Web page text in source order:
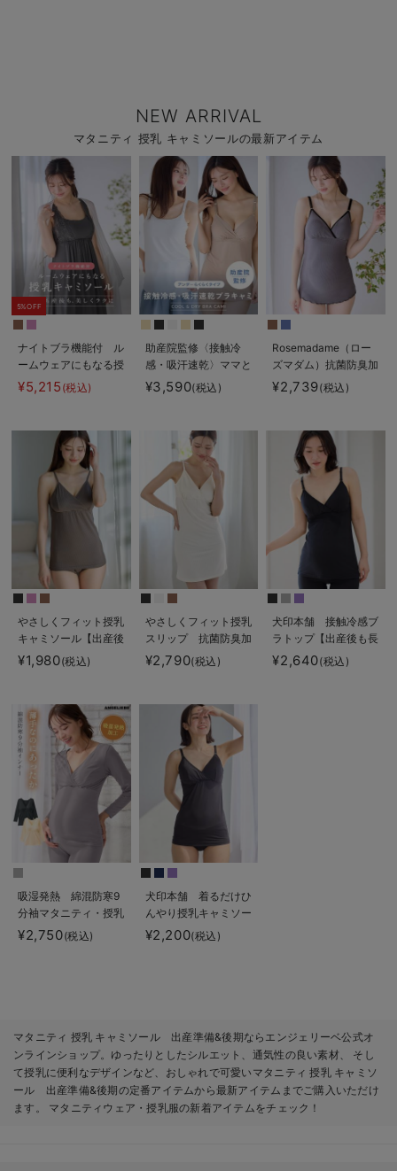
NEW ARRIVAL
マタニティ 授乳 キャミソールの最新アイテム
5%OFF
ナイトブラ機能付 ル
ームウェアにもなる授
乳キャミソール
¥5,215 (税込)
助産院監修〈接触冷
感・吸汗速乾〉ママと
つくったふんわり授乳
ブラキャミ アンダー
¥3,590(税込)
Rosemadame（ロー
ズマダム）抗菌防臭加
工バイカラー授乳キャ
ミソール
¥2,739(税込)
やさしくフィット授乳
キャミソール【出産後
も長く使える】
¥1,980(税込)
やさしくフィット授乳
スリップ 抗菌防臭加
工【出産後も長く使え
る】
¥2,790(税込)
犬印本舗 接触冷感ブ
ラトップ【出産後も長
く使える】
¥2,640(税込)
吸湿発熱 綿混防寒9
分袖マタニティ・授乳
インナー
¥2,750(税込)
犬印本舗 着るだけひ
んやり授乳キャミソー
ル【出産後も長く使え
る】接触冷感
¥2,200(税込)
マタニティ 授乳 キャミソール 出産準備&後期ならエンジェリーベ公式オ
ンラインショップ。ゆったりとしたシルエット、通気性の良い素材、 そし
て授乳に便利なデザインなど、おしゃれで可愛いマタニティ 授乳 キャミソ
ール 出産準備&後期の定番アイテムから最新アイテムまでご購入いただけ
ます。 マタニティウェア・授乳服の新着アイテムをチェック！